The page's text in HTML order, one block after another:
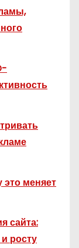
меняет
сайта:
росту